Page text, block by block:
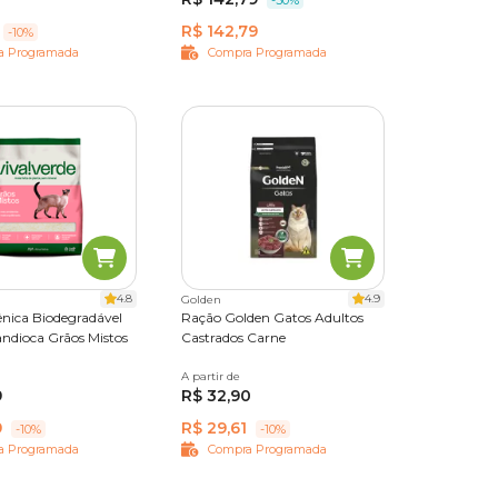
-10%
Programada
R$ 142,79
Compra Programada
4.8
Biodegradável
Grãos Mistos
-10%
Programada
Golden 4.9
Ração Golden Gatos Adultos
Castrados Carne
1 kg 3 kg
A partir de
R$ 32,90
R$ 29,61
-10%
Compra Programada